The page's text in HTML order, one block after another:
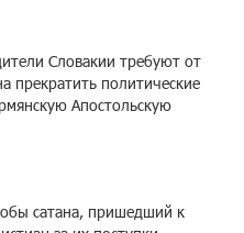
Словакии требуют от
прекратить политические
Апостольскую
сатана, пришедший к